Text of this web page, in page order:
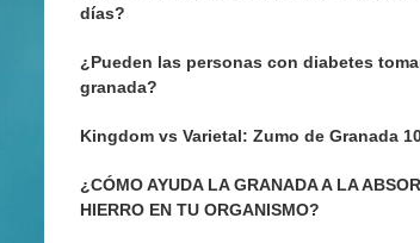
días?
¿Pueden las personas con diabetes
granada?
Kingdom vs Varietal: Zumo de Granada
¿CÓMO AYUDA LA GRANADA A LA
HIERRO EN TU ORGANISMO?